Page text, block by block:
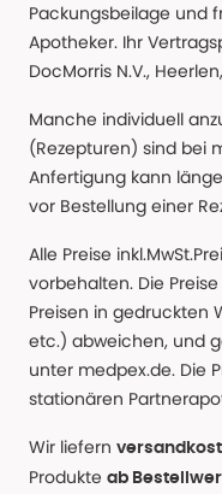
Packungsbeilage und
Apotheker. Ihr
DocMorris N.V.,
Manche individuell
(Rezepturen) sind bei
Anfertigung kann
vor Bestellung einer
Alle Preise
vorbehalten. Die
Preisen in gedruckten
etc.) abweichen, und
unter medpex.de. Die
stationären
Wir liefern
Produkte ab